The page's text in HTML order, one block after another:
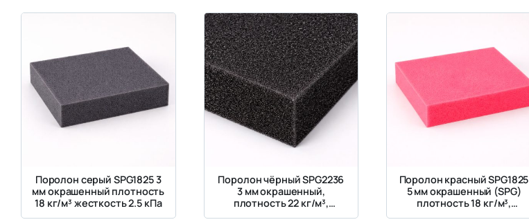
Поролон серый SPG1825 3
мм окрашенный плотность
18 кг/м³ жесткость 2.5 кПа
Поролон чёрный SPG2236
3 мм окрашенный,
плотность 22 кг/м³,
Поролон красный SPG1825
5 мм окрашенный (SPG)
плотность 18 кг/м³,